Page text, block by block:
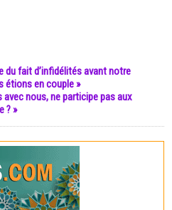
du fait d’infidélités avant notre
étions en couple »
avec nous, ne participe pas aux
? »